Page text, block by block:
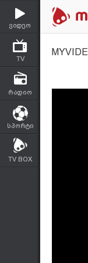
ვიდეო
TV
რადიო
სპორტი
TV BOX